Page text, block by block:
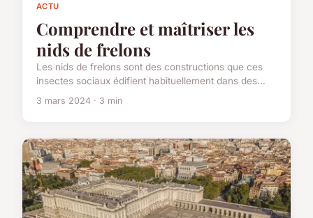
ACTU
Comprendre et maîtriser les
nids de frelons
Les nids de frelons sont des constructions que ces
insectes sociaux édifient habituellement dans des...
3 mars 2024 · 3 min